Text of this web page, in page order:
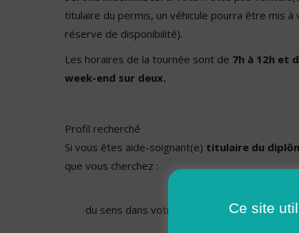
titulaire du permis, un véhicule pourra être mis
réserve de disponibilité).
Les horaires de la tournée sont de 7h à 12h et
week-end sur deux.
Profil recherché
Si vous êtes aide-soignant(e) titulaire du
que vous cherchez :
du sens dans votre travail
Ce site